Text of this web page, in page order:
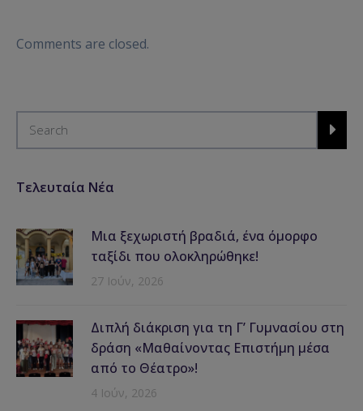
Comments are closed.
Τελευταία Νέα
Μια ξεχωριστή βραδιά, ένα όμορφο
ταξίδι που ολοκληρώθηκε!
27 Ιούν, 2026
Διπλή διάκριση για τη Γ’ Γυμνασίου στη
δράση «Μαθαίνοντας Επιστήμη μέσα
από το Θέατρο»!
4 Ιούν, 2026